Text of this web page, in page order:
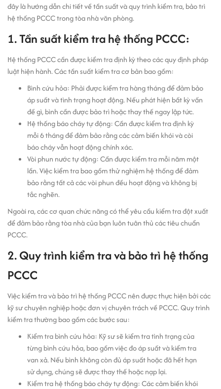
đây là hướng dẫn chi tiết về tần suất và quy trình kiểm tra, bảo trì
hệ thống PCCC trong tòa nhà văn phòng.
1. Tần suất kiểm tra hệ thống PCCC:
Hệ thống PCCC cần được kiểm tra định kỳ theo các quy định pháp
luật hiện hành. Các tần suất kiểm tra cơ bản bao gồm:
Bình cứu hỏa: Phải được kiểm tra hàng tháng để đảm bảo
áp suất và tình trạng hoạt động. Nếu phát hiện bất kỳ vấn
đề gì, bình cần được bảo trì hoặc thay thế ngay lập tức.
Hệ thống báo cháy tự động: Cần được kiểm tra định kỳ
mỗi 6 tháng để đảm bảo rằng các cảm biến khói và còi
báo cháy vẫn hoạt động chính xác.
Vòi phun nước tự động: Cần được kiểm tra mỗi năm một
lần. Việc kiểm tra bao gồm thử nghiệm hệ thống để đảm
bảo rằng tất cả các vòi phun đều hoạt động và không bị
tắc nghẽn.
Ngoài ra, các cơ quan chức năng có thể yêu cầu kiểm tra đột xuất
để đảm bảo rằng tòa nhà của bạn luôn tuân thủ các tiêu chuẩn
PCCC.
2. Quy trình kiểm tra và bảo trì hệ thống
PCCC
Việc kiểm tra và bảo trì hệ thống PCCC nên được thực hiện bởi các
kỹ sư chuyên nghiệp hoặc đơn vị chuyên trách về PCCC. Quy trình
kiểm tra thường bao gồm các bước sau:
Kiểm tra bình cứu hỏa: Kỹ sư sẽ kiểm tra tình trạng của
từng bình cứu hỏa, bao gồm việc đo áp suất và kiểm tra
van xả. Nếu bình không còn đủ áp suất hoặc đã hết hạn
sử dụng, chúng sẽ được thay thế hoặc nạp lại.
Kiểm tra hệ thống báo cháy tự động: Các cảm biến khói